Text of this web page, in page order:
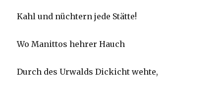
Kahl und nüchtern jede Stätte!
Wo Manittos hehrer Hauch
Durch des Urwalds Dickicht wehte,